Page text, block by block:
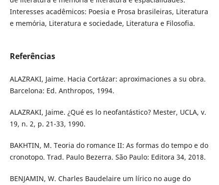
Interesses acadêmicos: Poesia e Prosa brasileiras, Literatura
e memória, Literatura e sociedade, Literatura e Filosofia.
Referências
ALAZRAKI, Jaime. Hacia Cortázar: aproximaciones a su obra.
Barcelona: Ed. Anthropos, 1994.
ALAZRAKI, Jaime. ¿Qué es lo neofantástico? Mester, UCLA, v.
19, n. 2, p. 21-33, 1990.
BAKHTIN, M. Teoria do romance II: As formas do tempo e do
cronotopo. Trad. Paulo Bezerra. São Paulo: Editora 34, 2018.
BENJAMIN, W. Charles Baudelaire um lírico no auge do